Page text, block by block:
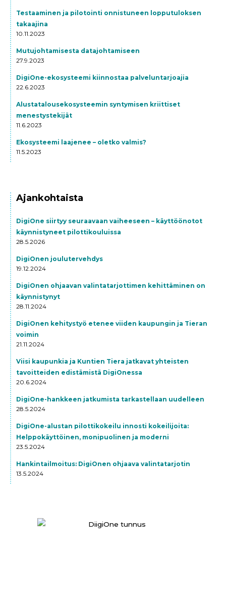
Testaaminen ja pilotointi onnistuneen lopputuloksen
takaajina
10.11.2023
Mutujohtamisesta datajohtamiseen
27.9.2023
DigiOne-ekosysteemi kiinnostaa palveluntarjoajia
22.6.2023
Alustatalousekosysteemin syntymisen kriittiset
menestystekijät
11.6.2023
Ekosysteemi laajenee – oletko valmis?
11.5.2023
Ajankohtaista
DigiOne siirtyy seuraavaan vaiheeseen – käyttöönotot
käynnistyneet pilottikouluissa
28.5.2026
DigiOnen joulutervehdys
19.12.2024
DigiOnen ohjaavan valintatarjottimen kehittäminen on
käynnistynyt
28.11.2024
DigiOnen kehitystyö etenee viiden kaupungin ja Tieran
voimin
21.11.2024
Viisi kaupunkia ja Kuntien Tiera jatkavat yhteisten
tavoitteiden edistämistä DigiOnessa
20.6.2024
DigiOne-hankkeen jatkumista tarkastellaan uudelleen
28.5.2024
DigiOne-alustan pilottikokeilu innosti kokeilijoita:
Helppokäyttöinen, monipuolinen ja moderni
23.5.2024
Hankintailmoitus: DigiOnen ohjaava valintatarjotin
13.5.2024